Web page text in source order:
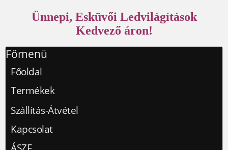
Ünnepi, Esküvői Ledvilágítások
Kedvező áron!
Főmenü
Főoldal
Termékek
Szállítás-Átvétel
Kapcsolat